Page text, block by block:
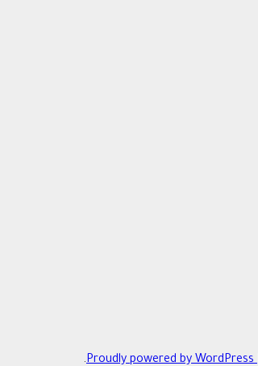
Proudly powered by WordPress
.